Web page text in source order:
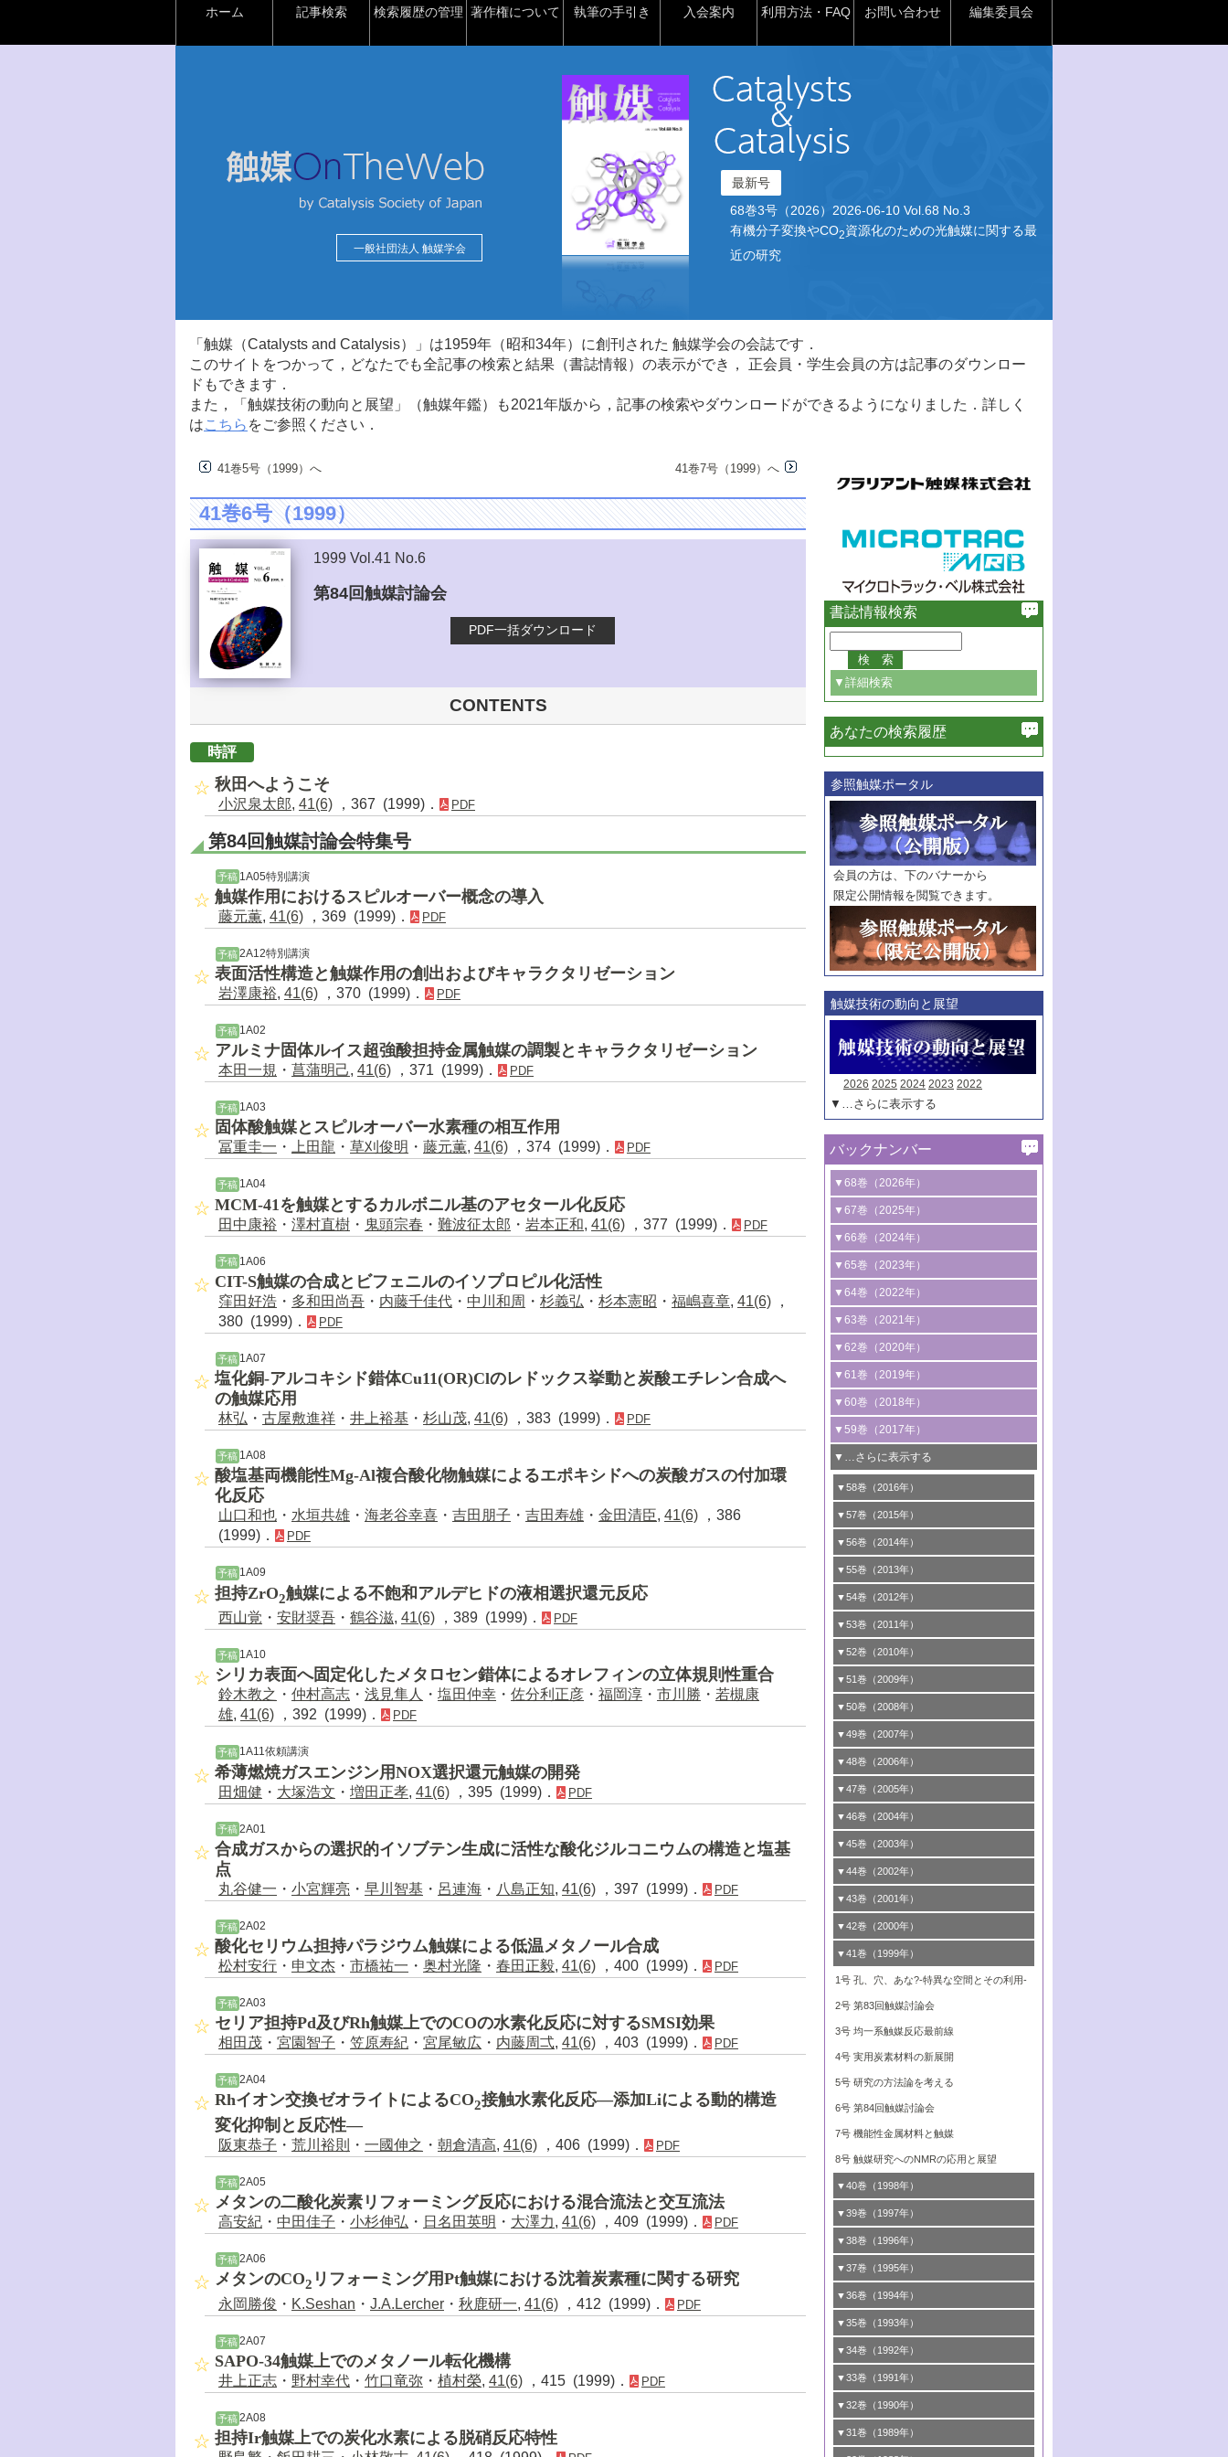
ホーム 記事検索 検索履歴の管理 著作権について 執筆の手引き 入会案内 利用方法・FAQ お問い合わせ 編集委員会
一般社団法人 触媒学会
最新号
68巻3号（2026）2026-06-10 Vol.68 No.3
有機分子変換やCO2資源化のための光触媒に関する最
近の研究
「触媒（Catalysts and Catalysis）」は1959年（昭和34年）に創刊された 触媒学会の会誌です．
このサイトをつかって，どなたでも全記事の検索と結果（書誌情報）の表示ができ， 正会員・学生会員の方は記事のダウンロー
ドもできます．
また，「触媒技術の動向と展望」（触媒年鑑）も2021年版から，記事の検索やダウンロードができるようになりました．詳しく
はこちら をご参照ください．
41巻5号（1999）へ 41巻7号（1999）へ
41巻6号（1999）
1999 Vol.41 No.6
第84回触媒討論会
PDF一括ダウンロード
CONTENTS
時評
秋田へようこそ
小沢泉太郎, 41(6) ，367 (1999)． PDF
第84回触媒討論会特集号
予稿 1A05特別講演
触媒作用におけるスピルオーバー概念の導入
藤元薫, 41(6) ，369 (1999)． PDF
予稿2A12特別講演
表面活性構造と触媒作用の創出およびキャラクタリゼーション
岩澤康裕, 41(6) ，370 (1999)． PDF
予稿 1A02
アルミナ固体ルイス超強酸担持金属触媒の調製とキャラクタリゼーション
本田一規 ・ 菖蒲明己, 41(6) ，371 (1999)． PDF
予稿 1A03
固体酸触媒とスピルオーバー水素種の相互作用
冨重圭一 ・ 上田龍 ・ 草刈俊明 ・ 藤元薫, 41(6) ，374 (1999)． PDF
予稿 1A04
MCM-41を触媒とするカルボニル基のアセタール化反応
田中康裕 ・ 澤村直樹 ・ 鬼頭宗春 ・ 難波征太郎 ・ 岩本正和, 41(6) ，377 (1999)． PDF
予稿 1A06
CIT-S触媒の合成とビフェニルのイソプロピル化活性
窪田好浩 ・ 多和田尚吾 ・ 内藤千佳代 ・ 中川和周 ・ 杉義弘 ・ 杉本憲昭 ・ 福嶋喜章, 41(6) ，
380 (1999)．
PDF
予稿1A07
塩化銅-アルコキシド錯体Cu11(OR)Clのレドックス挙動と炭酸エチレン合成へ
の触媒応用
林弘 ・ 古屋敷進祥 ・ 井上裕基 ・ 杉山茂, 41(6) ，383 (1999)． PDF
予稿 1A08
酸塩基両機能性Mg-Al複合酸化物触媒によるエポキシドへの炭酸ガスの付加環
化反応
山口和也 ・ 水垣共雄 ・ 海老谷幸喜 ・ 吉田朋子 ・ 吉田寿雄 ・ 金田清臣, 41(6) ，386
(1999)．
PDF
予稿 1A09
担持ZrO2触媒による不飽和アルデヒドの液相選択還元反応
西山覚 ・ 安財奨吾 ・ 鶴谷滋, 41(6) ，389 (1999)． PDF
予稿 1A10
シリカ表面へ固定化したメタロセン錯体によるオレフィンの立体規則性重合
鈴木教之 ・ 仲村高志 ・ 浅見隼人 ・ 塩田仲幸 ・ 佐分利正彦 ・ 福岡淳 ・ 市川勝 ・ 若槻康
雄, 41(6) ，392 (1999)． PDF
予稿 1A11依頼講演
希薄燃焼ガスエンジン用NOX選択還元触媒の開発
田畑健 ・ 大塚浩文 ・ 増田正孝, 41(6) ，395 (1999)． PDF
予稿 2A01
合成ガスからの選択的イソブテン生成に活性な酸化ジルコニウムの構造と塩基
点
丸谷健一 ・ 小宮輝亮 ・ 早川智基 ・ 呂連海 ・ 八島正知, 41(6) ，397 (1999)． PDF
予稿2A02
酸化セリウム担持パラジウム触媒による低温メタノール合成
松村安行 ・ 申文杰 ・ 市橋祐一 ・ 奥村光隆 ・ 春田正毅, 41(6) ，400 (1999)． PDF
予稿 2A03
セリア担持Pd及びRh触媒上でのCOの水素化反応に対するSMSI効果
相田茂 ・ 宮園智子 ・ 笠原寿紀 ・ 宮尾敏広 ・ 内藤周弌, 41(6) ，403 (1999)． PDF
予稿 2A04
Rhイオン交換ゼオライトによるCO2接触水素化反応―添加Liによる動的構造
変化抑制と反応性―
阪東恭子 ・ 荒川裕則 ・ 一國伸之 ・ 朝倉清高, 41(6) ，406 (1999)． PDF
予稿 2A05
メタンの二酸化炭素リフォーミング反応における混合流法と交互流法
高安紀 ・ 中田佳子 ・ 小杉伸弘 ・ 日名田英明 ・ 大澤力, 41(6) ，409 (1999)． PDF
予稿 2A06
メタンのCO2 リフォーミング用Pt触媒における沈着炭素種に関する研究
永岡勝俊 ・ K.Seshan ・ J.A.Lercher ・ 秋鹿研一, 41(6) ，412 (1999)． PDF
予稿 2A07
SAPO-34触媒上でのメタノール転化機構
井上正志 ・ 野村幸代 ・ 竹口竜弥 ・ 植村榮, 41(6) ，415 (1999)． PDF
予稿 2A08
担持Ir触媒上での炭化水素による脱硝反応特性
書誌情報検索
▼詳細検索
必ず含む
巻・号指定
巻
号
範囲指定
巻
号～
巻
号
触媒年鑑
年度
記事種別
マーク：
マークあり
あなたの検索履歴
参照触媒ポータル
会員の方は、下のバナーから
限定公開情報を閲覧できます。
触媒技術の動向と展望
2026 2025 2024 2023 2022
▼…さらに表示する
バックナンバー
▼68巻（2026年）
1号 過酸化水素合成に関する研究動向
2号 コンピューター技術により加速する
触媒開発
3号 有機分子変換やCO 資源化のための
光触媒に関する最近の研究
B号 第137回触媒討論会（2026年）
▼67巻（2025年）
1号 CO
水素化によるグリーン燃料/グリ
ーンケミカル製造
2号 水素製造のための水分解技術に関す
る最近の研究
3号 オレフィン系樹脂の精密合成に関す
る最新技術
4号 アルコール類の効率的変換を実現す
る非貴金属触媒の研究動向
5号 ゼオライトの合成と応用における研
究動向
6号 ヘテロ接合界面
B号 第135回触媒討論会（2025年）
▼66巻（2024年）
1号 低次元ナノ構造を有する触媒材料
2号 規制反応場を活用した固体触媒研究
の新展開
3号 未踏分子変換を目指した酸化触媒プ
ロセスの最前線
4号 シンクロトロン放射光および中性子
線を利用した触媒解析技術の最先端
5号 単原子触媒
6号 参照触媒委員会からのお知らせ
B号 第133回触媒討論会（2023年）
▼65巻（2023年）
1号 炭素が関わる触媒機能
2号 プラスチックケミカルリサイクルの
ための触媒技術
3号 非酸化物系金属化合物を基盤とした
触媒材料の開発
4号 格子酸素・格子酸素欠陥を利用した
触媒反応
5号 生体触媒によるエネルギー変換反応
6号 窒素とリンの循環のための触媒・機
能性材料
B号 第131回触媒討論会（2023年）
▼64巻（2022年）
1号 合成ガス製造とCOを用いるケミカル
ズ合成の最新動向
2号 化学品合成のための合金触媒開発
3号 CO の排出削減および有効活用のた
めの触媒技術
4号 若手による情報発信企画～とびたて
若き触媒の研究者たち～（1）
5号 若手による情報発信企画～とびたて
若き触媒の研究者たち～（2）
6号 石油のノーブル・ユースを志向した
触媒技術
B号 第129回触媒討論会（2022年・京都
大学：オンライン・対面開催）
▼63巻（2021年）
1号 金触媒の新展開
2号 ペロブスカイト
3号 特殊反応場を利用した触媒的分子変
換反応
4号 多孔質材料を用いた触媒の新展開
5号 情報学的手法を用いた触媒開発
6号 カーボンニュートラルに向けた電解
技術
B号 第127回触媒討論会（2021年・オン
ライン開催(Zoom)のみ）
▼62巻（2020年）
1号 触媒設計を拓く欠陥構造のキャラク
タリゼーション
2号 機能化学品製造に資するクリーンな
触媒的酸化反応
3号 水処理のための触媒化学
4号 光触媒を用いた水分解の最新の研究
動向
5号 次世代の触媒プロセスを支えるマイ
クロ波
6号 メタン転換技術の最新動向
B号 第125回触媒討論会（2020年・工学
院大学）
▼61巻（2019年）
1号 物質移動制御に着目した触媒プロセ
ス開発
2号 CO2 フリー水素サプライチェーンに
関わる触媒開発動向
3号 精密高分子合成に関する最近の研究
動向
4号 バイオマス化成品製造のための触媒
5号 固体触媒による含窒素有機化合物変
換の最前線
6号 貴金属使用量低減に向けた自動車排
ガス浄化触媒の開発
B号 第123回触媒討論会（2019年・大阪
市立大学）
▼60巻（2018年）
1号 固体酸触媒の最新の研究動向
2号 二酸化炭素からの有用化学品合成
3号 ナノ粒子・クラスター触媒の最前線
4号 60周年記念企画
5号 進化するゼオライト合成技術
6号 非貴金属系触媒における電気化学的
酸素還元反応
B号 第121回触媒討論会（2018年・東京
大学）
▼59巻（2017年）
1号 いたるところに，触媒
2号 機能性材料の局所構造解析のための
最先端技術
3号 無機分離膜材料の開発と触媒反応プ
ロセスへの適用
4号 触媒研究における計算科学の利用
5号 水素のふるまいを解き明かす最先端
研究
6号 低級アルカンの有効利用のための触
媒技術
B号 第119回触媒討論会（2017年・首都
大学東京）
▼…さらに表示する
▼58巻（2016年）
1号 ユニークな構造の高分子を生み出す触
2号 リグニンからの化成品製造に向けた触
3号 触媒研究の最先端～とびたて若き研究
者たち～（1）
4号 触媒研究の最先端～とびたて若き研究
5号 触媒研究の最先端～とびたて若き研究
6号 イオニクス材料と燃料電池・電解合成
の最新の研究動向
B号 第117回触媒討論会（2016年・大阪府
▼57巻（2015年）
1号 水素キャリアにかかわる触媒技術の新
2号 石油精製用触媒の最近の進展
3号 固体酸化物形燃料電池（SOFC）におけ
るアノード触媒上での燃料直接改質技術
4号 コアシェル構造の制御による触媒機能
の向上
5号 工業触媒およびその周辺技術の最近の
進歩
6号 ナノシート
B号 第115回触媒討論会（2015年・成蹊大
学）
▼56巻（2014年）
1号 特殊環境場を利用した材料合成
2号 光触媒反応機構に関する最新の研究動
向
3号 固体高分子形燃料電池カソード触媒の
開発動向
4号 人工光合成に向けた近年のアプローチ
5号 未利用熱エネルギーの有効活用に貢献
する触媒技術
6号 ポリオキソメタレート
B号 第113回触媒討論会（2014年・ロワジ
ールホテル豊橋）
▼55巻（2013年）
1号 高耐久性燃料電池システム用触媒にお
2号 リビングラジカル重合の最近の動向
3号 天然ガスの化学工業的展開に関する触
媒技術
4号 貴金属触媒の精密構造制御とその活用
5号 バイオマス化成品製造のための固体触
媒の開発
6号 ナノ空間─吸着状態解析から新機能開拓
まで─
B号 第111回触媒討論会（2013年・関西大
学）
▼54巻（2012年）
1号 規則性多孔体の利用技術における最近
2号 第109回触媒討論会
3号 貴金属低減技術の最新動向
4号 貴金属代替技術の最新動向
5号 光触媒による物質変換反応の新展開
7号 水素を利用する化成品合成の新潮流
▼53巻（2011年）
1号 金属学から見る合金触媒の新展開
2号 第107回触媒討論会
3号 触媒のその場観察法の進歩（１）
4号 触媒のその場観察法の進歩（２）
合成
7号 ゼオライト合成における最近の進歩
▼52巻（2010年）
1号 触媒の劣化対策と長寿命触媒開発
2号 第105回触媒討論会
3号 ナノ構造が拓く新機能
4号 活性サイトおよびその環境の精密な設
計による触媒の高機能化
5号 触媒を有効に使うための技術
7号 有機分子触媒による精密有機合成
8号 高機能化ポリオレフィンに向けた重合
触媒の最近の進展
▼51巻（2009年）
1号 炭素材料－熱い注目を集める材料－
2号 第103回触媒討論会
3号 環境浄化用光触媒の現状と課題
4号 水素社会の実現に向けた水素製造・貯
蔵技術の進歩
5号 CO2が関わる触媒・材料
6号 第104回触媒討論会
7号 持続可能社会実現のための触媒および
触媒関連技術
8号 未来を拓く金属錯体
▼50巻（2008年）
1号 触媒化学と学会のこの10年，半世紀，
2号 第101回触媒討論会
3号 メソポーラス物質の新展開
4号 錯体を利用したユニークな表面構造の
構築と機能
5号 若手会員による触媒研究の未来展望1：
企業編
6号 第102回触媒討論会
7号 触媒・化学反応における計算化学の進
歩
2：大学・研究所編
▼49巻（2007年）
1号 含フッ素化合物の合成と触媒
2号 第99回触媒討論会
3号 実用的ファインケミカル合成プロセス
を実現する触媒
4号 バイオマス活用のための技術開発
5号 こんな物質，あんな物質―新たな触媒
の可能性―
6号 第100回触媒討論会
7号 『結晶の化学』を活かした触媒研究
8号 イオン液体の応用
▼48巻（2006年）
1号 固体酸触媒の最近の進歩
2号 第97回触媒討論会
3号 リビング重合触媒の最近の展開
4号 今後の液体燃料を支える触媒技術
しい展開
7号 基礎化学品製造の触媒技術
8号 多機能型リアクター
▼47巻（2005年）
1号 最近の触媒担体とその効果
2号 第95回触媒討論会
3号 化成品を合成するゼオライト触媒
4号 水分解用光触媒材料
6号 第96回触媒討論会
7号 未来型金属錯体触媒開発への展望
展開
▼46巻（2004年）
1号 部分酸化反応触媒の最前線
2号 第93回触媒討論会
3号 特殊エネルギー場の触媒反応
4号 生体内における金属の触媒作用
触媒
▼45巻（2003年）
1号 なぜこの触媒が良いのか？
2号 第91回触媒討論会
3号 最近の自動車排ガス処理技術
4号 触媒研究の現状と将来─第90回触媒討論
会Aから
▼44巻（2002年）
1号 高次制御された触媒の化学
2号 第89回触媒討論会
3号 触媒を利用した電気化学の新展開
4号 ナノ材料の調製と機能化
5号 こんな触媒が欲しい
6号 第90回触媒討論会
7号 触媒研究と学術雑誌/情報
8号 若い世代からみた触媒化学の現状と未
▼43巻（2001年）
1号 グリーンケミストリーと触媒
2号 第87回触媒討論会特集号
3号 生体触媒とバイオプロセス
4号 水素製造・利用の触媒化学
5号 触媒研究における新しい切り口：コン
か？
▼42巻（2000年）
1号 触媒反応工学の明日を拓く
2号 第85回触媒討論会
3号 反応ダイナミクス
4号 超臨界流体の触媒反応への応用
5号 触媒のおもしろさをどのように伝える
8号 新しい反応性と機能性を目指した金属
クラスタ-化学
▼41巻（1999年）
1号 孔、穴、あな?-特異な空間とその利用-
2号 第83回触媒討論会
3号 均一系触媒反応最前線
4号 実用炭素材料の新展開
5号 研究の方法論を考える
6号 第84回触媒討論会
7号 機能性金属材料と触媒
8号 触媒研究へのNMRの応用と展望
▼40巻（1998年）
1号 創立40周年記念・触媒化学この10年の
媒学会この10年の歩みとこれから/創立40周
年記念・記録は語る
2号 第81回触媒討論会
3号 計算機触媒化学へのさそい
4号 触媒劣化の制御と予測
5号 最新の実用プロセスと触媒
6号 第82回触媒討論会
7号 ナノ構造体の化学
▼39巻（1997年）
1号 均一系と不均一系触媒反応-その特徴と
2号 第79回触媒討論会
3号 最新NO除去触媒の実用化研究
4号 新しい反応場を目指した触媒調製
5号 反応・分離技術の新しい展開
7号 無機―有機ハイブリッド材料の新展開
8号 AFMでみる世界
▼38巻（1996年）
1号 触媒の構造と触媒作用/C1化学を中心と
2号 第77回触媒討論会
3号 オリンピックメダル:金・銀・銅はどん
な触媒作用を示すか
4号 触媒作用における機能の複合化
5号 未来を拓け！若手研究者
6号 第78回触媒討論会
▼37巻（1995年）
1号 ファインケミカルズと固体触媒
2号 第75回触媒討論会
3号 希土類を利用した触媒
4号 触媒とリサイクル
6号 第76回触媒討論会
7号 表面吸着相の新しい展開
▼36巻（1994年）
1号 電気化学と触媒
2号 第73回触媒討論会
3号 C4化学の展開
4号 《通常号》
6号 第74回触媒討論会
▼35巻（1993年）
1号 工業触媒開発マニュアル―探索から工
2号 第71回触媒討論会
3号 研究開発のうらおもて―着想と展開
4号 触媒劣化と寿命の予測
▼34巻（1992年）
1号 インパクトを与えたこの研究
2号 第69回触媒討論会
3号 ケミカルズ合成触媒―新しい展開と応
用
▼33巻（1991年）
1号 触媒プロセス開発マニュアル―探索か
2号 第67回触媒討論会
▼32巻（1990年）
1号 21世紀に向けて触媒研究の飛躍をめざ
▼31巻（1989年）